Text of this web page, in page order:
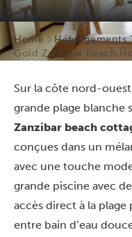
Home
Hébergements
Gold Zanzibar Beach
Sur la côte nord-
grande plage blanche
Zanzibar beach
conçues dans un
avec une touche
grande piscine avec
accès direct à la
entre bain d’eau